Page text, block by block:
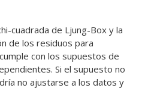
cuadrada de Ljung-Box y la
de los residuos para
con los supuestos de
Si el supuesto no
no ajustarse a los datos y